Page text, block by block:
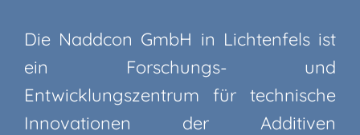
Die Naddcon GmbH in Lichtenfels ist
ein Forschungs- und
Entwicklungszentrum für technische
Innovationen der Additiven